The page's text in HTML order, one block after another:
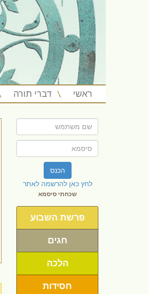
ראשי דברי תורה
הכנס
לחץ כאן להרשמה לאתר
שכחתי סיסמא
פרשת השבוע
חגים
הלכה
חסידות